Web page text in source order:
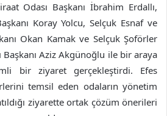
Odası Başkanı İbrahim Erdallı,
Koray Yolcu, Selçuk Esnaf ve
Okan Kamak ve Selçuk Şoförler
Aziz Akgünoğlu ile bir araya
bir ziyaret gerçekleştirdi. Efes
temsil eden odaların yönetim
ziyarette ortak çözüm önerileri